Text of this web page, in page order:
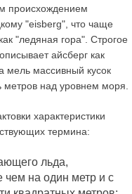
происхождением
"eisberg", что чаще
"ледяная гора". Строгое
айсберг как
мель массивный кусок
над уровнем моря.
характеристики
термина:
льда,
на один метр и с